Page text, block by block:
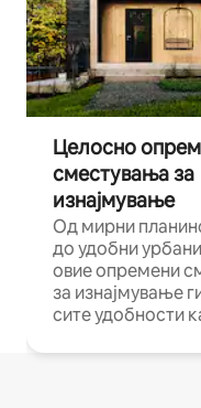
Целосно
сместувања за
изнајмување
Од мирни
до удобни
овие опремени
за изнајмување
сите удобности